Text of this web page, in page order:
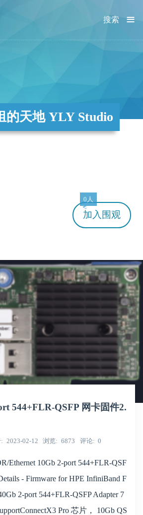
≡
搜索
的天地 YLY Studio
加入
0人
围观
544+FLR-QSFP 网卡固件2.
2023-02-12 浏览 6873 评论 0
Ethernet 10Gb 2-port 544+FLR-QSF
- Firmware for HPE InfiniBand F
2-port 544+FLR-QSFP Adapter 7
Pro 芯片， 10Gb QS